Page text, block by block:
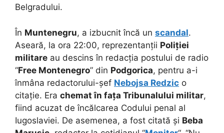
Belgradului.
În Muntenegru, a izbucnit încă un scandal.
Aseară, la ora 22:00, reprezentanții Poliției
militare au descins în redacția postului de radio
“Free Montenegro” din Podgorica, pentru a-i
înmâna redactorului-șef Nebojsa Redzic o
citație. Era chemat în fața Tribunalului militar,
fiind acuzat de încălcarea Codului penal al
Iugoslaviei. De asemenea, a fost citată și Beba